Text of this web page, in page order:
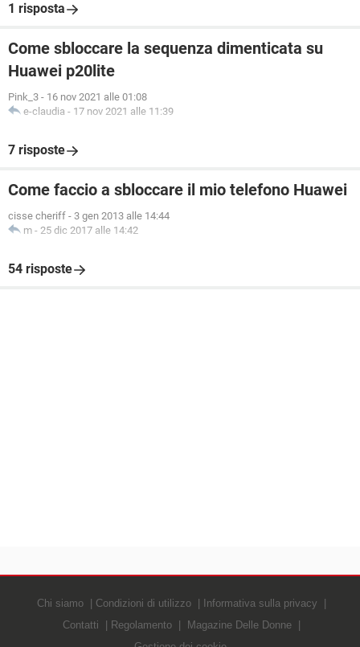
1 risposta
Come sbloccare la sequenza dimenticata su
Huawei p20lite
Pink_3 - 16 nov 2021 alle 01:08
e-claudia - 17 nov 2021 alle 11:39
7 risposte
Come faccio a sbloccare il mio telefono Huawei
cisse cheriff - 3 gen 2013 alle 14:44
m - 25 dic 2017 alle 14:42
54 risposte
Chi siamo Condizioni di utilizzo
Informativa sulla privacy
Contatti
Regolamento
Magazine Delle Donne